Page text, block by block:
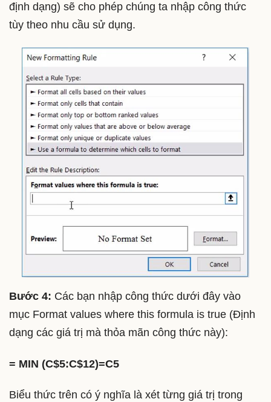
định dạng) sẽ cho phép chúng ta nhập công thức
tùy theo nhu cầu sử dụng.
Bước 4: Các bạn nhập công thức dưới đây vào
mục Format values where this formula is true (Định
dạng các giá trị mà thỏa mãn công thức này):
= MIN (C$5:C$12)=C5
Biểu thức trên có ý nghĩa là xét từng giá trị trong